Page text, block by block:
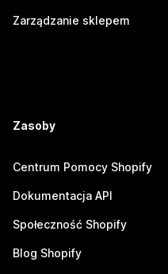
Zarządzanie sklepem
Zasoby
Centrum Pomocy Shopify
Dokumentacja API
Społeczność Shopify
Blog Shopify